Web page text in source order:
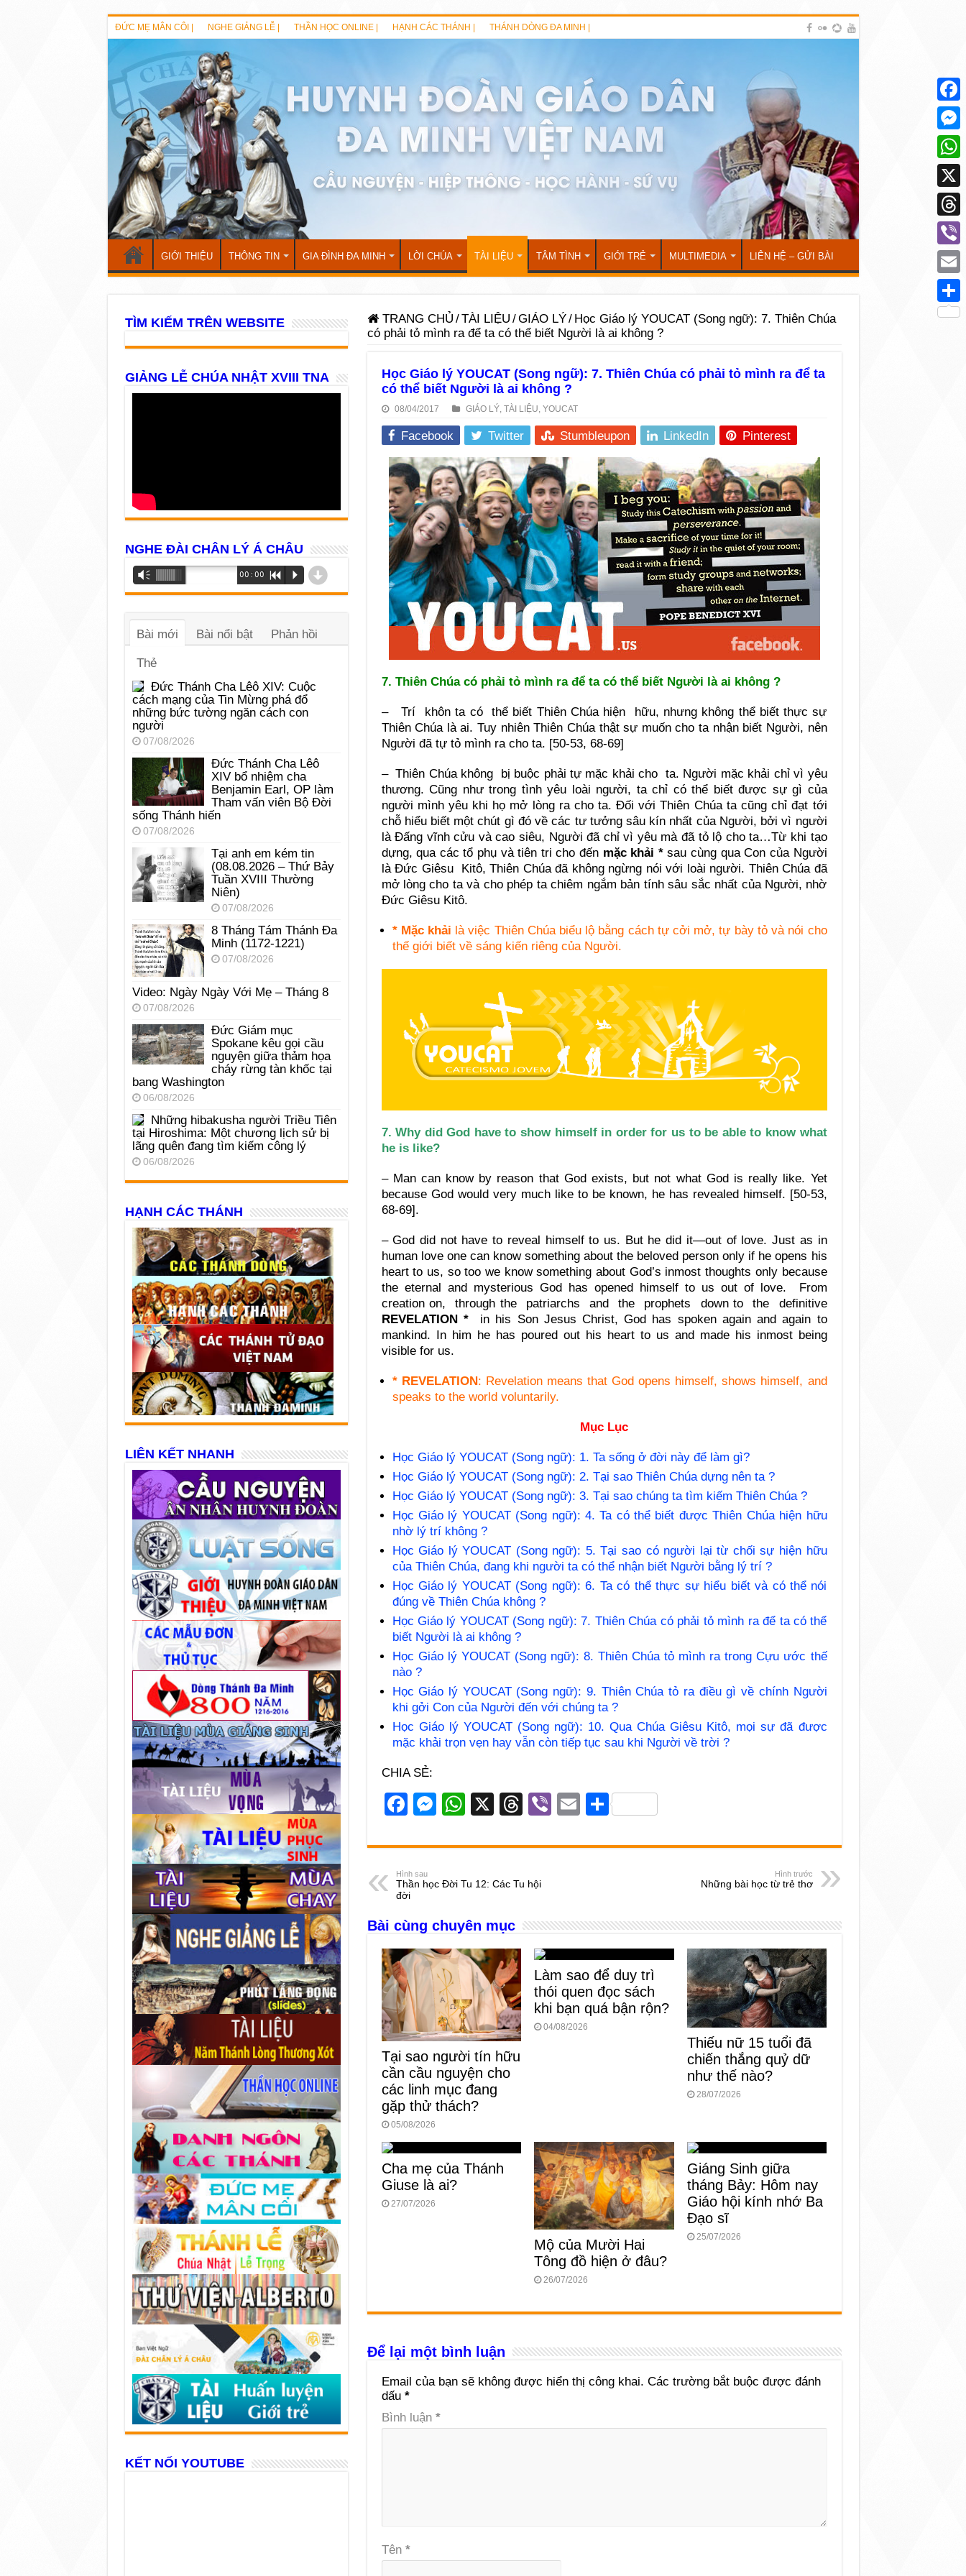
ĐỨC MẸ MÂN CÔI | NGHE GIẢNG LỄ | THẦN HỌC ONLINE | HẠNH CÁC THÁNH | THÁNH DÒNG ĐA MINH |
GIỚI THIỆU THÔNG TIN GIA ĐÌNH ĐA MINH LỜI CHÚA TÀI LIỆU TÂM TÌNH GIỚI TRẺ MULTIMEDIA LIÊN HỆ – GỬI BÀI
TRANG CHỦ /TÀI LIỆU /GIÁO LÝ/ Học Giáo lý YOUCAT (Song ngữ): 7. Thiên Chúa
có phải tỏ mình ra để ta có thể biết Người là ai không ?
Học Giáo lý YOUCAT (Song ngữ): 7. Thiên Chúa có phải tỏ mình ra để ta
có thể biết Người là ai không ?
08/04/2017 GIÁO LÝ, TÀI LIỆU, YOUCAT
Facebook Twitter Stumbleupon LinkedIn Pinterest
7. Thiên Chúa có phải tỏ mình ra để ta có thể biết Người là ai không ?
– Trí khôn ta có thể biết Thiên Chúa hiện hữu, nhưng không thể biết thực sự
Thiên Chúa là ai. Tuy nhiên Thiên Chúa thật sự muốn cho ta nhận biết Người, nên
Người đã tự tỏ mình ra cho ta. [50-53, 68-69]
– Thiên Chúa không bị buộc phải tự mặc khải cho ta. Người mặc khải chỉ vì yêu
thương. Cũng như trong tình yêu loài người, ta chỉ có thể biết được sự gì của
người mình yêu khi họ mở lòng ra cho ta. Đối với Thiên Chúa ta cũng chỉ đạt tới
chỗ hiểu biết một chút gì đó về các tư tưởng sâu kín nhất của Người, bởi vì người
là Đấng vĩnh cửu và cao siêu, Người đã chỉ vì yêu mà đã tỏ lộ cho ta…Từ khi tạo
dựng, qua các tổ phụ và tiên tri cho đến mặc khải *sau cùng qua Con của Người
là Đức Giêsu Kitô, Thiên Chúa đã không ngừng nói với loài người. Thiên Chúa đã
mở lòng cho ta và cho phép ta chiêm ngắm bản tính sâu sắc nhất của Người, nhờ
Đức Giêsu Kitô.
* Mặc khải là việc Thiên Chúa biểu lộ bằng cách tự cởi mở, tự bày tỏ và nói cho
thế giới biết về sáng kiến riêng của Người.
7. Why did God have to show himself in order for us to be able to know what
he is like?
– Man can know by reason that God exists, but not what God is really like. Yet
because God would very much like to be known, he has revealed himself. [50-53,
68-69].
– God did not have to reveal himself to us. But he did it—out of love. Just as in
human love one can know something about the beloved person only if he opens his
heart to us, so too we know something about God’s inmost thoughts only because
the eternal and mysterious God has opened himself to us out of love. From
creation on, through the patriarchs and the prophets down to the definitive
REVELATION *in his Son Jesus Christ, God has spoken again and again to
mankind. In him he has poured out his heart to us and made his inmost being
visible for us.
* REVELATION: Revelation means that God opens himself, shows himself, and
speaks to the world voluntarily.
Mục Lục
Học Giáo lý YOUCAT (Song ngữ): 1. Ta sống ở đời này để làm gì?
Học Giáo lý YOUCAT (Song ngữ): 2. Tại sao Thiên Chúa dựng nên ta ?
Học Giáo lý YOUCAT (Song ngữ): 3. Tại sao chúng ta tìm kiếm Thiên Chúa ?
Học Giáo lý YOUCAT (Song ngữ): 4. Ta có thể biết được Thiên Chúa hiện hữu
nhờ lý trí không ?
Học Giáo lý YOUCAT (Song ngữ): 5. Tại sao có người lại từ chối sự hiện hữu
của Thiên Chúa, đang khi người ta có thể nhận biết Người bằng lý trí ?
Học Giáo lý YOUCAT (Song ngữ): 6. Ta có thể thực sự hiểu biết và có thể nói
đúng về Thiên Chúa không ?
Học Giáo lý YOUCAT (Song ngữ): 7. Thiên Chúa có phải tỏ mình ra để ta có thể
biết Người là ai không ?
Học Giáo lý YOUCAT (Song ngữ): 8. Thiên Chúa tỏ mình ra trong Cựu ước thế
nào ?
Học Giáo lý YOUCAT (Song ngữ): 9. Thiên Chúa tỏ ra điều gì về chính Người
khi gởi Con của Người đến với chúng ta ?
Học Giáo lý YOUCAT (Song ngữ): 10. Qua Chúa Giêsu Kitô, mọi sự đã được
mặc khải trọn vẹn hay vẫn còn tiếp tục sau khi Người về trời ?
CHIA SẺ:
F
c
e
b
o
o
k
M
ss
n
g
er
W
at
A
p
p
X
T
e
d
s
Vi
er
E
ail
S
ar
Hình sau
Thần học Đời Tu 12: Các Tu hội
đời
Hình trước
Những bài học từ trẻ thơ
Bài cùng chuyên mục
Tại sao người tín hữu
cần cầu nguyện cho
các linh mục đang
gặp thử thách?
05/08/2026
Làm sao để duy trì
thói quen đọc sách
khi bạn quá bận rộn?
04/08/2026
Thiếu nữ 15 tuổi đã
chiến thắng quỷ dữ
như thế nào?
28/07/2026
Cha mẹ của Thánh
Giuse là ai?
27/07/2026
Mộ của Mười Hai
Tông đồ hiện ở đâu?
26/07/2026
Giáng Sinh giữa
tháng Bảy: Hôm nay
Giáo hội kính nhớ Ba
Đạo sĩ
25/07/2026
Để lại một bình luận
Email của bạn sẽ không được hiển thị công khai. Các trường bắt buộc được đánh
dấu *
Bình luận *
Tên *
TÌM KIẾM TRÊN WEBSITE
GIẢNG LỄ CHÚA NHẬT XVIII TNA
NGHE ĐÀI CHÂN LÝ Á CHÂU
Trình
phát
âm
Vm 00:00 R P d
Bài mới Bài nổi bật Phản hồi
Thẻ
Đức Thánh Cha Lêô XIV: Cuộc
cách mạng của Tin Mừng phá đổ
những bức tường ngăn cách con
người
07/08/2026
Đức Thánh Cha Lêô
XIV bổ nhiệm cha
Benjamin Earl, OP làm
Tham vấn viên Bộ Đời
sống Thánh hiến
07/08/2026
Tại anh em kém tin
(08.08.2026 – Thứ Bảy
Tuần XVIII Thường
Niên)
07/08/2026
8 Tháng Tám Thánh Ða
Minh (1172-1221)
07/08/2026
Video: Ngày Ngày Với Mẹ – Tháng 8
07/08/2026
Đức Giám mục
Spokane kêu gọi cầu
nguyện giữa thảm họa
cháy rừng tàn khốc tại
bang Washington
06/08/2026
Những hibakusha người Triều Tiên
tại Hiroshima: Một chương lịch sử bị
lãng quên đang tìm kiếm công lý
06/08/2026
HẠNH CÁC THÁNH
LIÊN KẾT NHANH
KẾT NỐI YOUTUBE
X
Viber